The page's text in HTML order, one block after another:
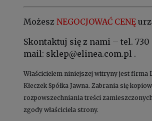
MożeszNEGOCJOWAĆ CENĘ
Skontaktuj się z nami – tel. 730
mail: sklep@elinea.com.pl .
Właścicielem niniejszej witryny jest firma
Kłeczek Spółka Jawna. Zabrania się
rozpowszechniania treści
zgody właściciela strony.